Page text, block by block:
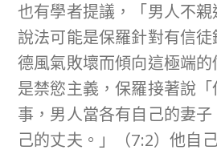
也有學者提議，「男人不
說法可能是保羅針對有信
德風氣敗壞而傾向這極端
是禁慾主義，保羅接著說
事，男人當各有自己的妻
己的丈夫。」（7:2）他自